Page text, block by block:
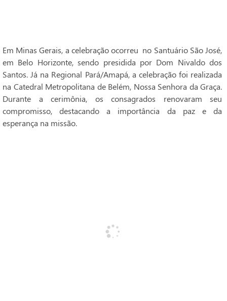
Em Minas Gerais, a celebração ocorreu no Santuário São José,
em Belo Horizonte, sendo presidida por Dom Nivaldo dos
Santos. Já na Regional Pará/Amapá, a celebração foi realizada
na Catedral Metropolitana de Belém, Nossa Senhora da Graça.
Durante a cerimônia, os consagrados renovaram seu
compromisso, destacando a importância da paz e da
esperança na missão.